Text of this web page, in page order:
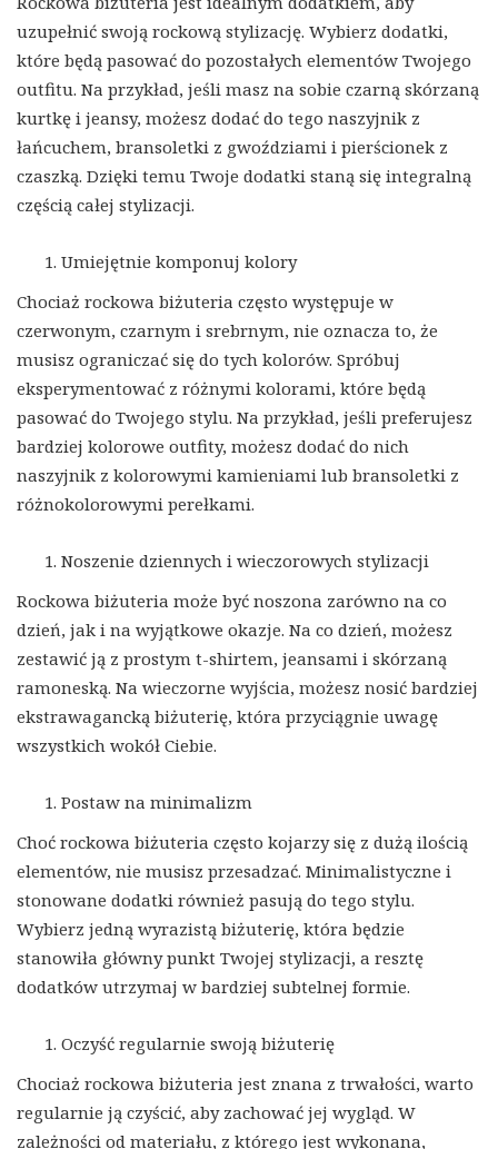
uzupełnić swoją rockową stylizację. Wybierz dodatki,
które będą pasować do pozostałych elementów Twojego
outfitu. Na przykład, jeśli masz na sobie czarną skórzaną
kurtkę i jeansy, możesz dodać do tego naszyjnik z
łańcuchem, bransoletki z gwoździami i pierścionek z
czaszką. Dzięki temu Twoje dodatki staną się integralną
częścią całej stylizacji.
Umiejętnie komponuj kolory
Chociaż rockowa biżuteria często występuje w
czerwonym, czarnym i srebrnym, nie oznacza to, że
musisz ograniczać się do tych kolorów. Spróbuj
eksperymentować z różnymi kolorami, które będą
pasować do Twojego stylu. Na przykład, jeśli preferujesz
bardziej kolorowe outfity, możesz dodać do nich
naszyjnik z kolorowymi kamieniami lub bransoletki z
różnokolorowymi perełkami.
Noszenie dziennych i wieczorowych stylizacji
Rockowa biżuteria może być noszona zarówno na co
dzień, jak i na wyjątkowe okazje. Na co dzień, możesz
zestawić ją z prostym t-shirtem, jeansami i skórzaną
ramoneską. Na wieczorne wyjścia, możesz nosić bardziej
ekstrawagancką biżuterię, która przyciągnie uwagę
wszystkich wokół Ciebie.
Postaw na minimalizm
Choć rockowa biżuteria często kojarzy się z dużą ilością
elementów, nie musisz przesadzać. Minimalistyczne i
stonowane dodatki również pasują do tego stylu.
Wybierz jedną wyrazistą biżuterię, która będzie
stanowiła główny punkt Twojej stylizacji, a resztę
dodatków utrzymaj w bardziej subtelnej formie.
Oczyść regularnie swoją biżuterię
Chociaż rockowa biżuteria jest znana z trwałości, warto
regularnie ją czyścić, aby zachować jej wygląd. W
zależności od materiału, z którego jest wykonana,